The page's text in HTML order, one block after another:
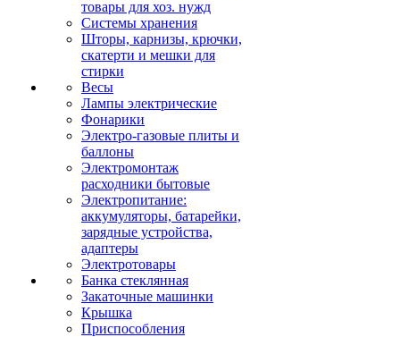
товары для хоз. нужд
Системы хранения
Шторы, карнизы, крючки,
скатерти и мешки для
стирки
Весы
Лампы электрические
Фонарики
Электро-газовые плиты и
баллоны
Электромонтаж
расходники бытовые
Электропитание:
аккумуляторы, батарейки,
зарядные устройства,
адаптеры
Электротовары
Банка стеклянная
Закаточные машинки
Крышка
Приспособления